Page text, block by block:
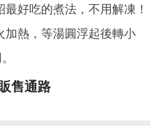
好吃的煮法，不用解凍！
加熱，等湯圓浮起後轉小
售通路